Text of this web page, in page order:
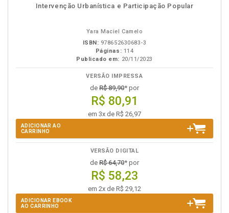
disponívelDisponível
páginas
Intervenção Urbanística e Participação Popular
Yara Maciel Camelo
ISBN: 978652630683-3
Páginas: 114
Publicado em: 20/11/2023
VERSÃO IMPRESSA
de R$ 89,90* por
R$ 80,91
em 3x de R$ 26,97
ADICIONAR AO
CARRINHO
VERSÃO DIGITAL
de R$ 64,70* por
R$ 58,23
em 2x de R$ 29,12
ADICIONAR EBOOK
AO CARRINHO